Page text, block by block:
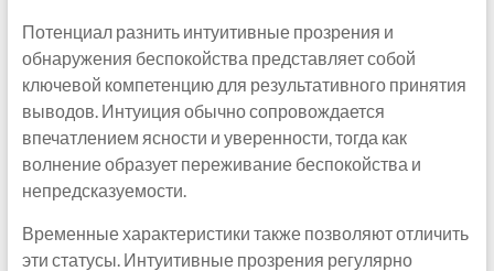
Потенциал разнить интуитивные прозрения и
обнаружения беспокойства представляет собой
ключевой компетенцию для результативного принятия
выводов. Интуиция обычно сопровождается
впечатлением ясности и уверенности, тогда как
волнение образует переживание беспокойства и
непредсказуемости.
Временные характеристики также позволяют отличить
эти статусы. Интуитивные прозрения регулярно